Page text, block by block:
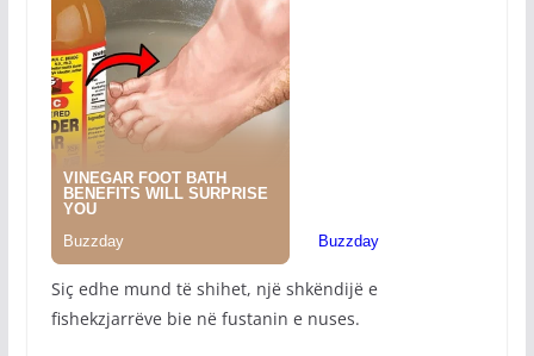
Siç edhe mund të shihet, një shkëndijë e
fishekzjarrëve bie në fustanin e nuses.